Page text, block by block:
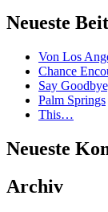
Neueste
Von Los
Chance
Say
Palm Springs
This…
Neueste
Archiv